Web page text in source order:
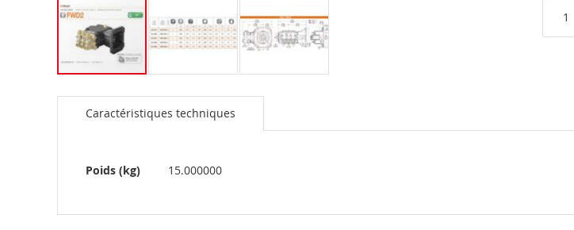
to
images
Caractéristiques techniques
Plus
d’information
Poids (kg) 15.000000